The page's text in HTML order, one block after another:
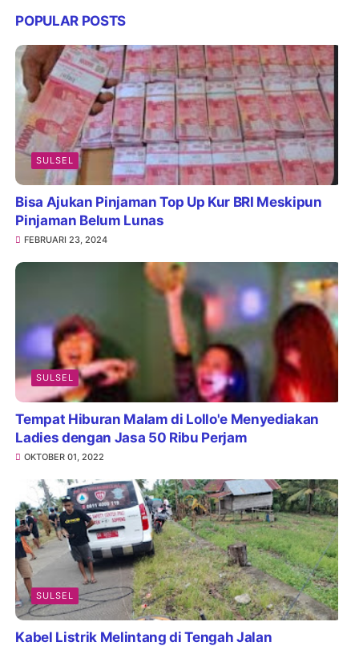
POPULAR POSTS
SULSEL
Bisa Ajukan Pinjaman Top Up Kur BRI Meskipun
Pinjaman Belum Lunas
FEBRUARI 23, 2024
SULSEL
Tempat Hiburan Malam di Lollo'e Menyediakan
Ladies dengan Jasa 50 Ribu Perjam
OKTOBER 01, 2022
SULSEL
Kabel Listrik Melintang di Tengah Jalan